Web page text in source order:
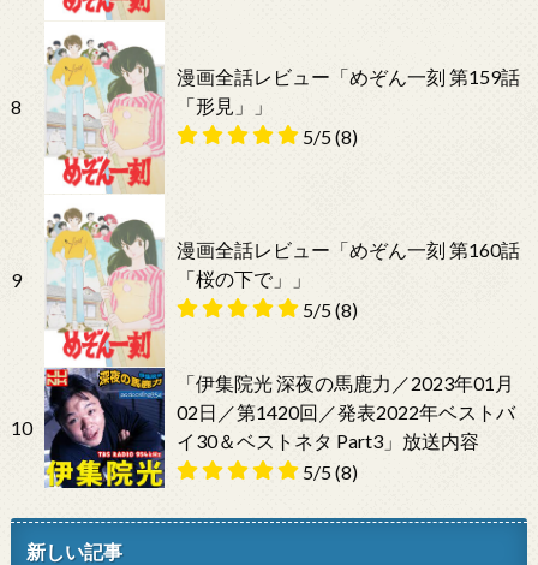
8
漫画全話レビュー「めぞん一刻 第159話
「形見」」
5/5(8)
9
漫画全話レビュー「めぞん一刻 第160話
「桜の下で」」
5/5(8)
10
「伊集院光 深夜の馬鹿力／2023年01月
02日／第1420回／発表2022年ベストバ
イ30＆ベストネタ Part3」放送内容
5/5(8)
新しい記事